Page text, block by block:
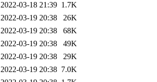
2022-03-18 21:39 1.7K
2022-03-19 20:38
26K
2022-03-19 20:38
68K
2022-03-19 20:38
49K
2022-03-19 20:38
29K
2022-03-19 20:38 7.0K